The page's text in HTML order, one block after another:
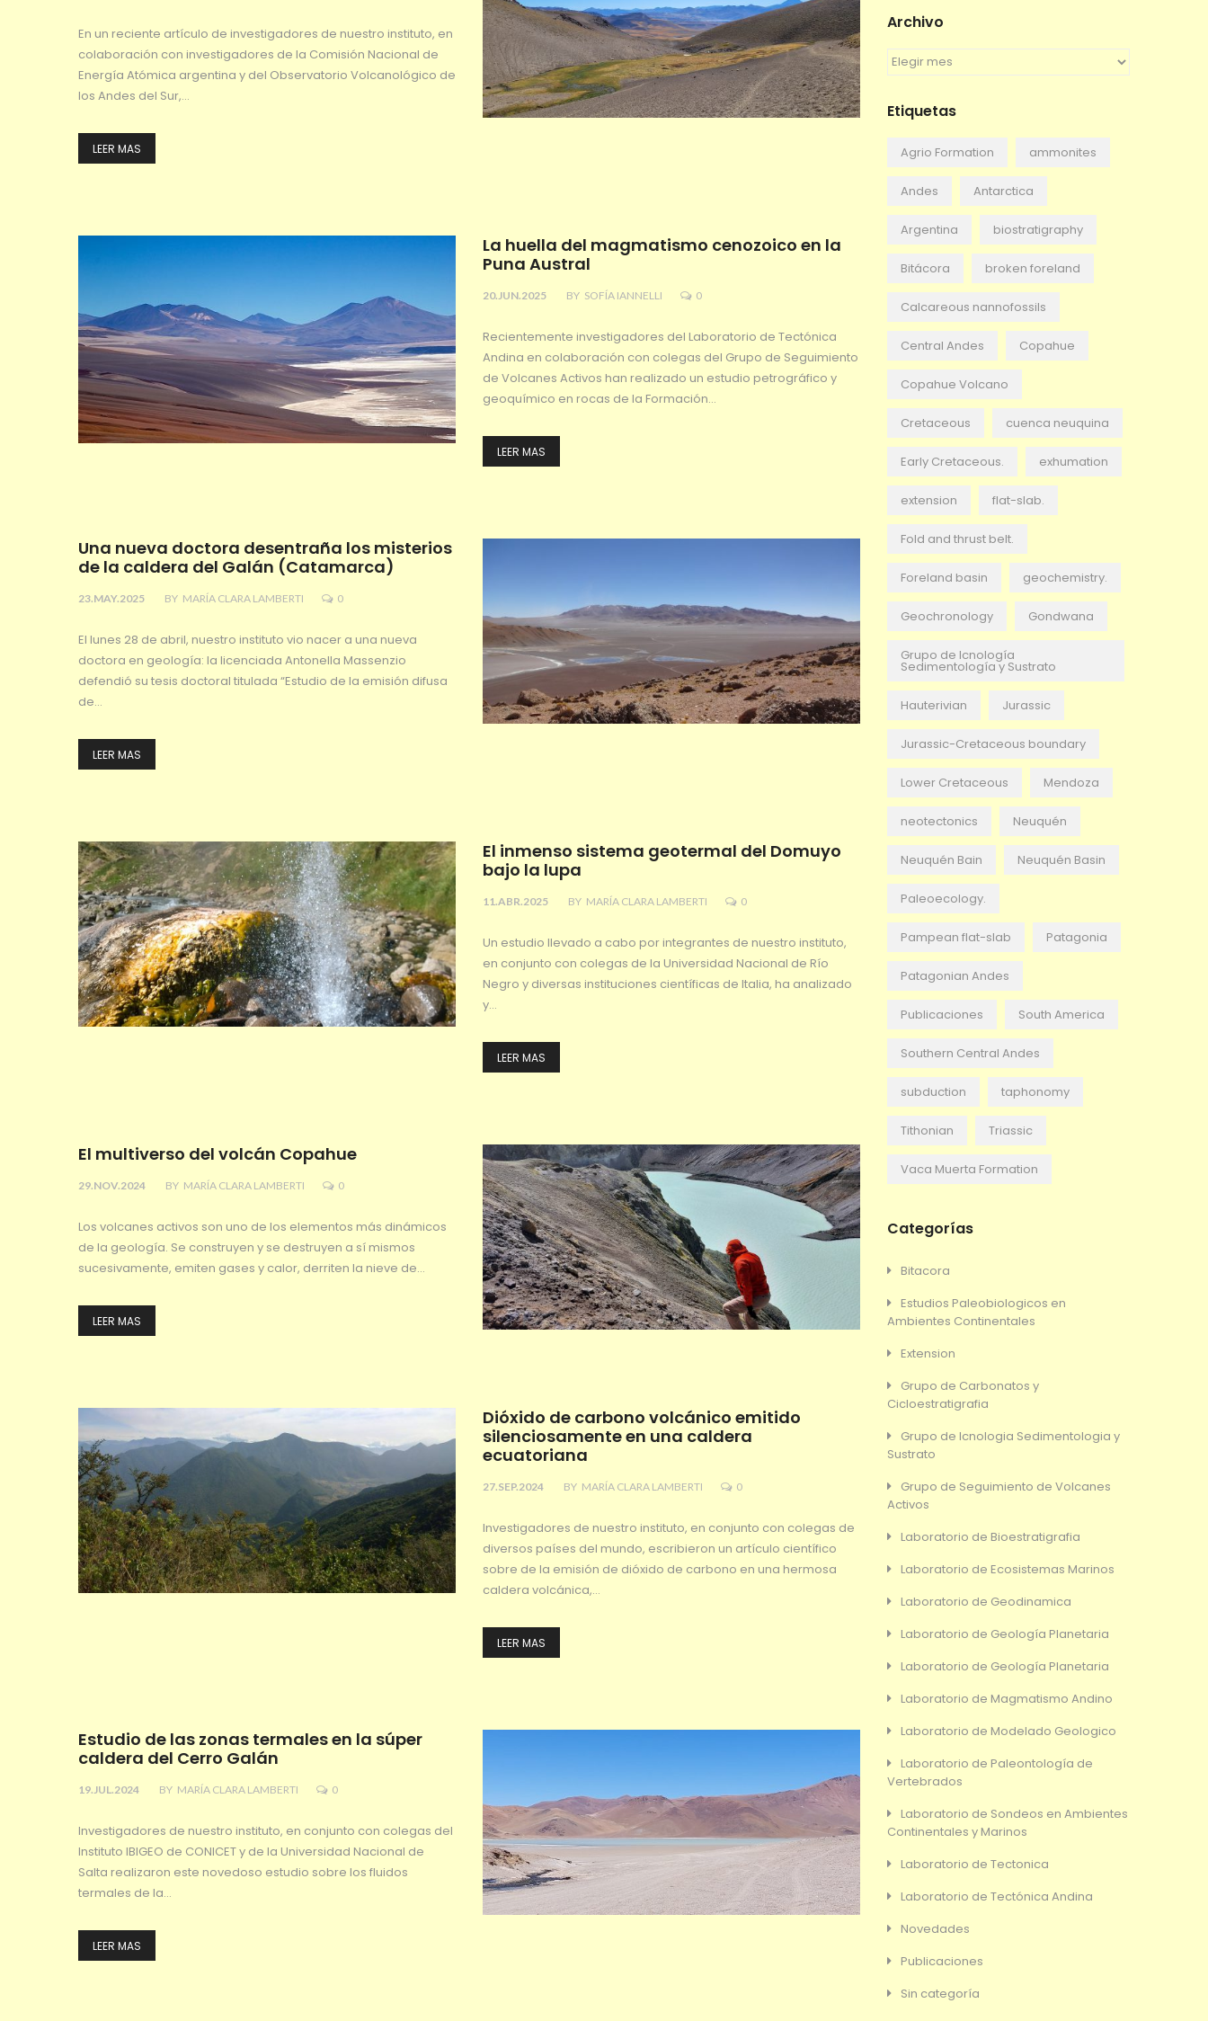
En un reciente artículo de investigadores de nuestro instituto, en
colaboración con investigadores de la Comisión Nacional de
Energía Atómica argentina y del Observatorio Volcanológico de
los Andes del Sur,…
LEER MAS
La huella del magmatismo cenozoico en la
Puna Austral
20.JUN.2025 BY SOFÍA IANNELLI 0
Recientemente investigadores del Laboratorio de Tectónica
Andina en colaboración con colegas del Grupo de Seguimiento
de Volcanes Activos han realizado un estudio petrográfico y
geoquímico en rocas de la Formación…
LEER MAS
Una nueva doctora desentraña los misterios
de la caldera del Galán (Catamarca)
23.MAY.2025 BY MARÍA CLARA LAMBERTI 0
El lunes 28 de abril, nuestro instituto vio nacer a una nueva
doctora en geología: la licenciada Antonella Massenzio
defendió su tesis doctoral titulada “Estudio de la emisión difusa
de…
LEER MAS
El inmenso sistema geotermal del Domuyo
bajo la lupa
11.ABR.2025 BY MARÍA CLARA LAMBERTI 0
Un estudio llevado a cabo por integrantes de nuestro instituto,
en conjunto con colegas de la Universidad Nacional de Río
Negro y diversas instituciones científicas de Italia, ha analizado
y…
LEER MAS
El multiverso del volcán Copahue
29.NOV.2024 BY MARÍA CLARA LAMBERTI 0
Los volcanes activos son uno de los elementos más dinámicos
de la geología. Se construyen y se destruyen a sí mismos
sucesivamente, emiten gases y calor, derriten la nieve de…
LEER MAS
Dióxido de carbono volcánico emitido
silenciosamente en una caldera
ecuatoriana
27.SEP.2024 BY MARÍA CLARA LAMBERTI 0
Investigadores de nuestro instituto, en conjunto con colegas de
diversos países del mundo, escribieron un artículo científico
sobre de la emisión de dióxido de carbono en una hermosa
caldera volcánica,…
LEER MAS
Estudio de las zonas termales en la súper
caldera del Cerro Galán
19.JUL.2024 BY MARÍA CLARA LAMBERTI 0
Investigadores de nuestro instituto, en conjunto con colegas del
Instituto IBIGEO de CONICET y de la Universidad Nacional de
Salta realizaron este novedoso estudio sobre los fluidos
termales de la…
LEER MAS
Archivo
A
r
h
o
Etiquetas
Agrio Formation ammonites
Andes Antarctica
Argentina biostratigraphy
Bitácora broken foreland
Calcareous nannofossils
Central Andes Copahue
Copahue Volcano
Cretaceous cuenca neuquina
Early Cretaceous. exhumation
extension flat-slab.
Fold and thrust belt.
Foreland basin geochemistry.
Geochronology Gondwana
Grupo de Icnología
Sedimentología y Sustrato
Hauterivian Jurassic
Jurassic-Cretaceous boundary
Lower Cretaceous Mendoza
neotectonics Neuquén
Neuquén Bain Neuquén Basin
Paleoecology.
Pampean flat-slab Patagonia
Patagonian Andes
Publicaciones South America
Southern Central Andes
subduction taphonomy
Tithonian Triassic
Vaca Muerta Formation
Categorías
Bitacora
Estudios Paleobiologicos en
Ambientes Continentales
Extension
Grupo de Carbonatos y
Cicloestratigrafia
Grupo de Icnologia Sedimentologia y
Sustrato
Grupo de Seguimiento de Volcanes
Activos
Laboratorio de Bioestratigrafia
Laboratorio de Ecosistemas Marinos
Laboratorio de Geodinamica
Laboratorio de Geología Planetaria
Laboratorio de Geología Planetaria
Laboratorio de Magmatismo Andino
Laboratorio de Modelado Geologico
Laboratorio de Paleontología de
Vertebrados
Laboratorio de Sondeos en Ambientes
Continentales y Marinos
Laboratorio de Tectonica
Laboratorio de Tectónica Andina
Novedades
Publicaciones
Sin categoría